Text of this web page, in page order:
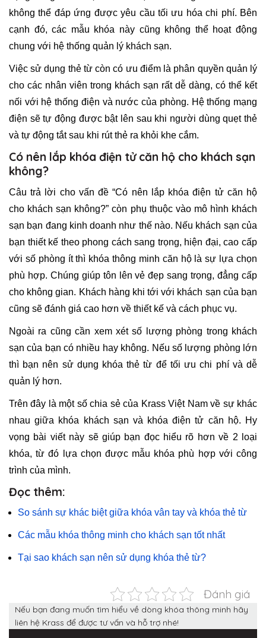
không thể đáp ứng được yêu cầu tối ưu hóa chi phí. Bên
cạnh đó, các mẫu khóa này cũng không thể hoạt động
chung với hệ thống quản lý khách sạn.
Việc sử dụng thẻ từ còn có ưu điểm là phân quyền quản lý
cho các nhân viên trong khách sạn rất dễ dàng, có thể kết
nối với hệ thống điện và nước của phòng. Hệ thống mạng
điện sẽ tự động được bật lên sau khi người dùng quẹt thẻ
và tự động tắt sau khi rút thẻ ra khỏi khe cắm.
Có nên lắp khóa điện tử căn hộ cho khách sạn
không?
Câu trả lời cho vấn đề “Có nên lắp khóa điện tử căn hộ
cho khách sạn không?” còn phụ thuộc vào mô hình khách
sạn bạn đang kinh doanh như thế nào. Nếu khách sạn của
bạn thiết kế theo phong cách sang trọng, hiện đại, cao cấp
với số phòng ít thì khóa thông minh căn hộ là sự lựa chọn
phù hợp. Chúng giúp tôn lên vẻ đẹp sang trọng, đẳng cấp
cho không gian. Khách hàng khi tới với khách sạn của bạn
cũng sẽ đánh giá cao hơn về thiết kế và cách phục vụ.
Ngoài ra cũng cần xem xét số lượng phòng trong khách
sạn của bạn có nhiều hay không. Nếu số lượng phòng lớn
thì bạn nên sử dụng khóa thẻ từ để tối ưu chi phí và dễ
quản lý hơn.
Trên đây là một số chia sẻ của Krass Việt Nam về sự khác
nhau giữa khóa khách sạn và khóa điện tử căn hộ. Hy
vọng bài viết này sẽ giúp bạn đọc hiểu rõ hơn về 2 loại
khóa, từ đó lựa chọn được mẫu khóa phù hợp với công
trình của mình.
Đọc thêm:
So sánh sự khác biệt giữa khóa vân tay và khóa thẻ từ
Các mẫu khóa thông minh cho khách sạn tốt nhất
Tại sao khách sạn nên sử dụng khóa thẻ từ?
Đánh giá
Nếu bạn đang muốn tìm hiểu về dòng khóa thông minh hãy
liên hệ Krass để được tư vấn và hỗ trợ nhé!